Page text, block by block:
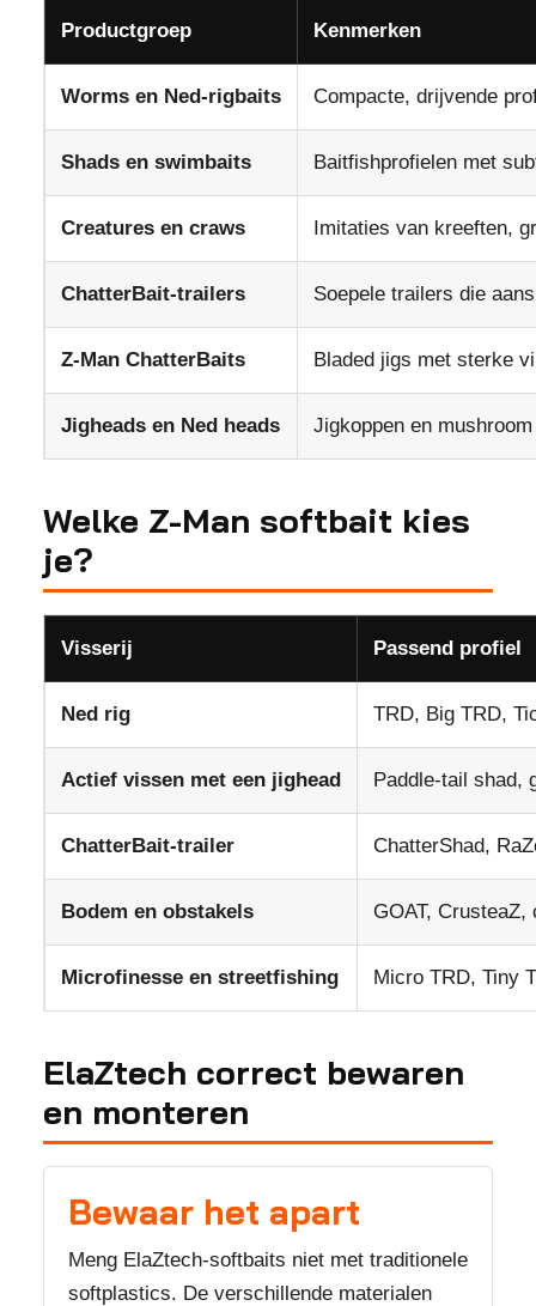
Productgroep Kenmerken
Worms en Ned-rigbaits Compacte, drijvende
Shads en swimbaits Baitfishprofielen met
Creatures en craws Imitaties van kreeften,
ChatterBait-trailers Soepele trailers die
Z-Man ChatterBaits Bladed jigs met sterke
Jigheads en Ned heads Jigkoppen en
Welke Z-Man softbait kies
je?
Visserij Passend profiel
Ned rig TRD, Big TRD,
Actief vissen met een jighead Paddle-tail shad,
ChatterBait-trailer ChatterShad,
Bodem en obstakels GOAT,
Microfinesse en streetfishing Micro TRD, Tiny
ElaZtech correct bewaren
en monteren
Bewaar het apart
Meng ElaZtech-softbaits niet met traditionele
softplastics. De verschillende materialen